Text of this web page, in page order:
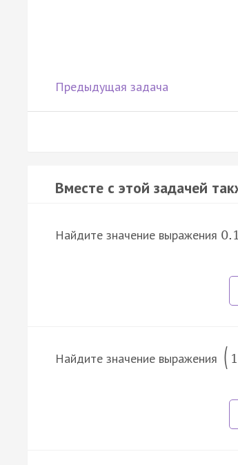
Предыдущая задача
Вместе с этой задачей
Найдите значение выражения
Найдите значение выражения ( 1